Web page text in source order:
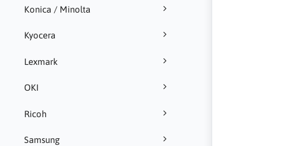
Konica / Minolta
Kyocera
Lexmark
OKI
Ricoh
Samsung